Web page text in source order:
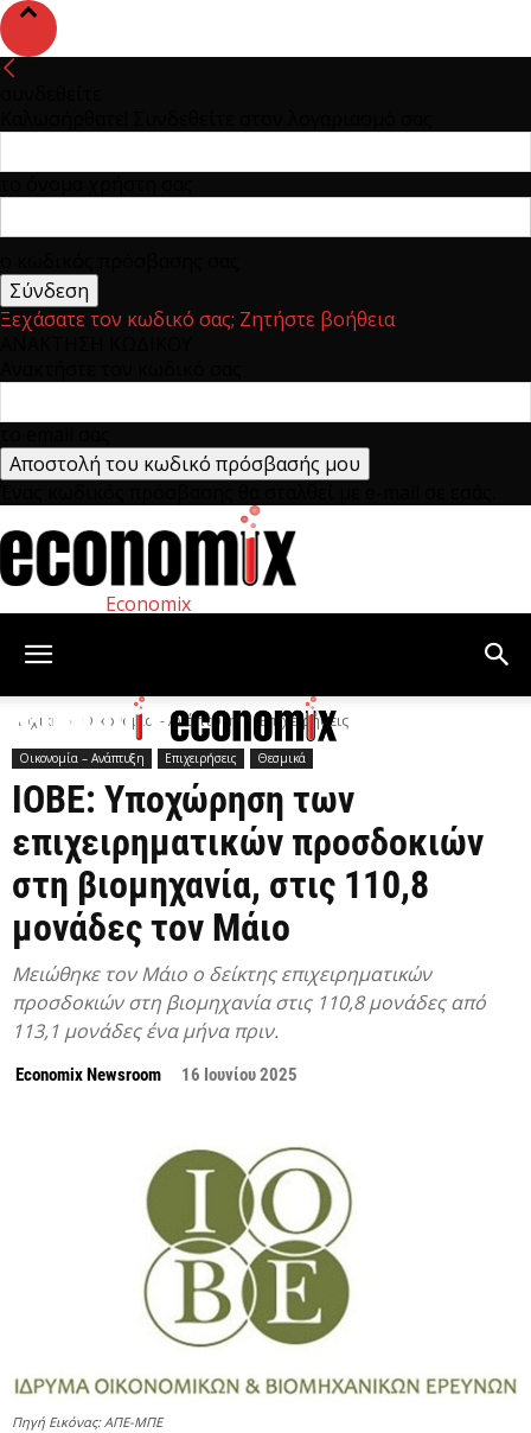
Ξεχάσατε τον κωδικό σας; Ζητήστε βοήθεια
Economix
Αρχική Οικονομία – Ανάπτυξη Επιχειρήσεις
Οικονομία – Ανάπτυξη Επιχειρήσεις Θεσμικά
ΙΟΒΕ: Υποχώρηση των
επιχειρηματικών προσδοκιών
στη βιομηχανία, στις 110,8
μονάδες τον Μάιο
Μειώθηκε τον Μάιο ο δείκτης επιχειρηματικών
προσδοκιών στη βιομηχανία στις 110,8 μονάδες από
113,1 μονάδες ένα μήνα πριν.
Economix Newsroom 16 Ιουνίου 2025
Πηγή Εικόνας: ΑΠΕ-ΜΠΕ